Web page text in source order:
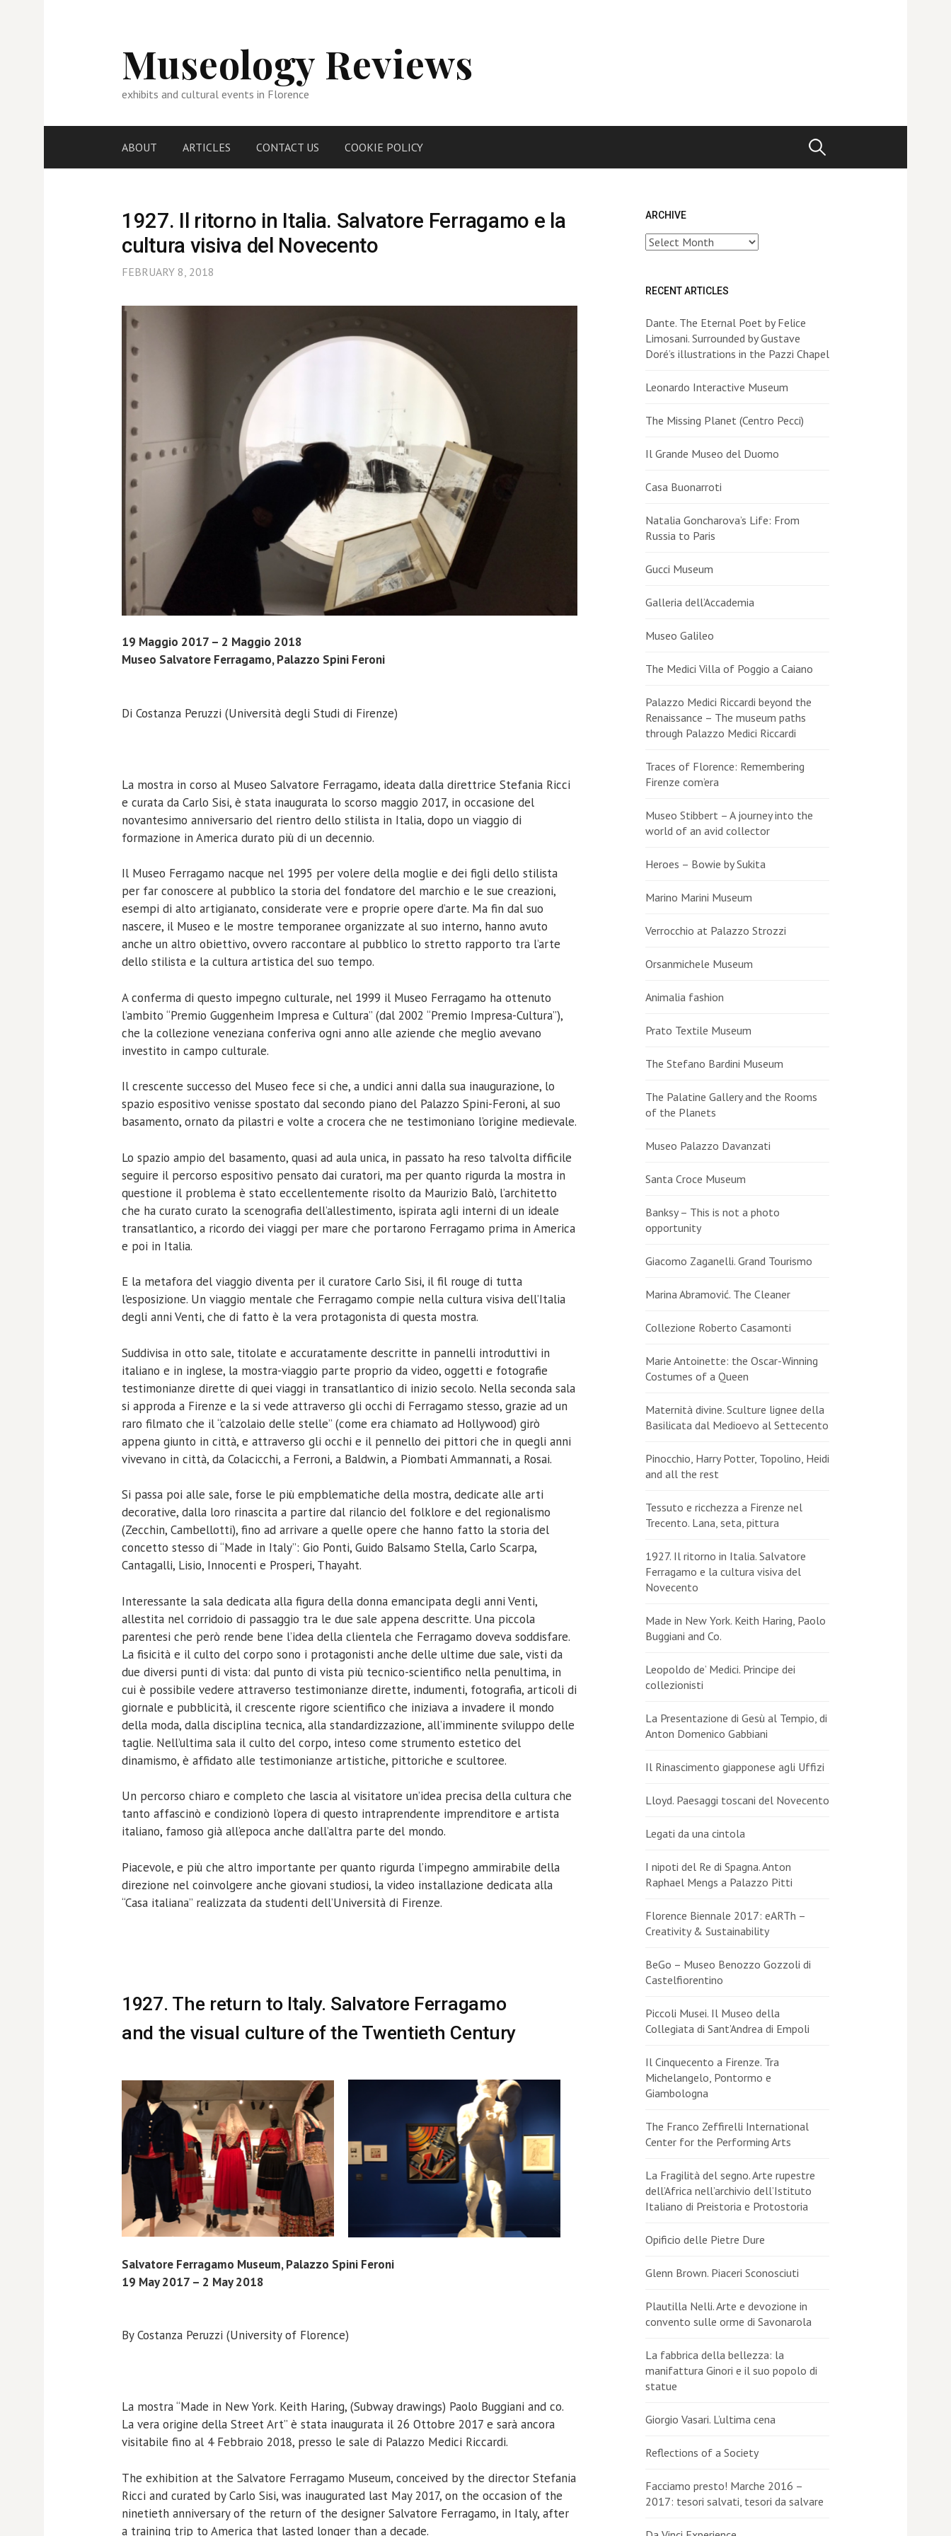
Museology Reviews
exhibits and cultural events in Florence
ABOUT ARTICLES CONTACT US COOKIE POLICY Search
1927. Il ritorno in Italia. Salvatore Ferragamo e la
cultura visiva del Novecento
FEBRUARY 8, 2018
19 Maggio 2017 – 2 Maggio 2018
Museo Salvatore Ferragamo, Palazzo Spini Feroni
Di Costanza Peruzzi (Università degli Studi di Firenze)
La mostra in corso al Museo Salvatore Ferragamo, ideata dalla direttrice Stefania Ricci
e curata da Carlo Sisi, è stata inaugurata lo scorso maggio 2017, in occasione del
novantesimo anniversario del rientro dello stilista in Italia, dopo un viaggio di
formazione in America durato più di un decennio.
Il Museo Ferragamo nacque nel 1995 per volere della moglie e dei figli dello stilista
per far conoscere al pubblico la storia del fondatore del marchio e le sue creazioni,
esempi di alto artigianato, considerate vere e proprie opere d’arte. Ma fin dal suo
nascere, il Museo e le mostre temporanee organizzate al suo interno, hanno avuto
anche un altro obiettivo, ovvero raccontare al pubblico lo stretto rapporto tra l’arte
dello stilista e la cultura artistica del suo tempo.
A conferma di questo impegno culturale, nel 1999 il Museo Ferragamo ha ottenuto
l’ambito “Premio Guggenheim Impresa e Cultura” (dal 2002 “Premio Impresa-Cultura”),
che la collezione veneziana conferiva ogni anno alle aziende che meglio avevano
investito in campo culturale.
Il crescente successo del Museo fece si che, a undici anni dalla sua inaugurazione, lo
spazio espositivo venisse spostato dal secondo piano del Palazzo Spini-Feroni, al suo
basamento, ornato da pilastri e volte a crocera che ne testimoniano l’origine medievale.
Lo spazio ampio del basamento, quasi ad aula unica, in passato ha reso talvolta difficile
seguire il percorso espositivo pensato dai curatori, ma per quanto rigurda la mostra in
questione il problema è stato eccellentemente risolto da Maurizio Balò, l’architetto
che ha curato curato la scenografia dell’allestimento, ispirata agli interni di un ideale
transatlantico, a ricordo dei viaggi per mare che portarono Ferragamo prima in America
e poi in Italia.
E la metafora del viaggio diventa per il curatore Carlo Sisi, il fil rouge di tutta
l’esposizione. Un viaggio mentale che Ferragamo compie nella cultura visiva dell’Italia
degli anni Venti, che di fatto è la vera protagonista di questa mostra.
Suddivisa in otto sale, titolate e accuratamente descritte in pannelli introduttivi in
italiano e in inglese, la mostra-viaggio parte proprio da video, oggetti e fotografie
testimonianze dirette di quei viaggi in transatlantico di inizio secolo. Nella seconda sala
si approda a Firenze e la si vede attraverso gli occhi di Ferragamo stesso, grazie ad un
raro filmato che il “calzolaio delle stelle” (come era chiamato ad Hollywood) girò
appena giunto in città, e attraverso gli occhi e il pennello dei pittori che in quegli anni
vivevano in città, da Colacicchi, a Ferroni, a Baldwin, a Piombati Ammannati, a Rosai.
Si passa poi alle sale, forse le più empblematiche della mostra, dedicate alle arti
decorative, dalla loro rinascita a partire dal rilancio del folklore e del regionalismo
(Zecchin, Cambellotti), fino ad arrivare a quelle opere che hanno fatto la storia del
concetto stesso di “Made in Italy”: Gio Ponti, Guido Balsamo Stella, Carlo Scarpa,
Cantagalli, Lisio, Innocenti e Prosperi, Thayaht.
Interessante la sala dedicata alla figura della donna emancipata degli anni Venti,
allestita nel corridoio di passaggio tra le due sale appena descritte. Una piccola
parentesi che però rende bene l’idea della clientela che Ferragamo doveva soddisfare.
La fisicità e il culto del corpo sono i protagonisti anche delle ultime due sale, visti da
due diversi punti di vista: dal punto di vista più tecnico-scientifico nella penultima, in
cui è possibile vedere attraverso testimonianze dirette, indumenti, fotografia, articoli di
giornale e pubblicità, il crescente rigore scientifico che iniziava a invadere il mondo
della moda, dalla disciplina tecnica, alla standardizzazione, all’imminente sviluppo delle
taglie. Nell’ultima sala il culto del corpo, inteso come strumento estetico del
dinamismo, è affidato alle testimonianze artistiche, pittoriche e scultoree.
Un percorso chiaro e completo che lascia al visitatore un’idea precisa della cultura che
tanto affascinò e condizionò l’opera di questo intraprendente imprenditore e artista
italiano, famoso già all’epoca anche dall’altra parte del mondo.
Piacevole, e più che altro importante per quanto rigurda l’impegno ammirabile della
direzione nel coinvolgere anche giovani studiosi, la video installazione dedicata alla
“Casa italiana” realizzata da studenti dell’Università di Firenze.
1927. The return to Italy. Salvatore Ferragamo
and the visual culture of the Twentieth Century
Salvatore Ferragamo Museum, Palazzo Spini Feroni
19 May 2017 – 2 May 2018
By Costanza Peruzzi (University of Florence)
La mostra “Made in New York. Keith Haring, (Subway drawings) Paolo Buggiani and co.
La vera origine della Street Art” è stata inaugurata il 26 Ottobre 2017 e sarà ancora
visitabile fino al 4 Febbraio 2018, presso le sale di Palazzo Medici Riccardi.
The exhibition at the Salvatore Ferragamo Museum, conceived by the director Stefania
Ricci and curated by Carlo Sisi, was inaugurated last May 2017, on the occasion of the
ninetieth anniversary of the return of the designer Salvatore Ferragamo, in Italy, after
a training trip to America that lasted longer than a decade.
ARCHIVE
Archive
RECENT ARTICLES
Dante. The Eternal Poet by Felice
Limosani. Surrounded by Gustave
Doré’s illustrations in the Pazzi Chapel
Leonardo Interactive Museum
The Missing Planet (Centro Pecci)
Il Grande Museo del Duomo
Casa Buonarroti
Natalia Goncharova’s Life: From
Russia to Paris
Gucci Museum
Galleria dell’Accademia
Museo Galileo
The Medici Villa of Poggio a Caiano
Palazzo Medici Riccardi beyond the
Renaissance – The museum paths
through Palazzo Medici Riccardi
Traces of Florence: Remembering
Firenze com’era
Museo Stibbert – A journey into the
world of an avid collector
Heroes – Bowie by Sukita
Marino Marini Museum
Verrocchio at Palazzo Strozzi
Orsanmichele Museum
Animalia fashion
Prato Textile Museum
The Stefano Bardini Museum
The Palatine Gallery and the Rooms
of the Planets
Museo Palazzo Davanzati
Santa Croce Museum
Banksy – This is not a photo
opportunity
Giacomo Zaganelli. Grand Tourismo
Marina Abramović. The Cleaner
Collezione Roberto Casamonti
Marie Antoinette: the Oscar-Winning
Costumes of a Queen
Maternità divine. Sculture lignee della
Basilicata dal Medioevo al Settecento
Pinocchio, Harry Potter, Topolino, Heidi
and all the rest
Tessuto e ricchezza a Firenze nel
Trecento. Lana, seta, pittura
1927. Il ritorno in Italia. Salvatore
Ferragamo e la cultura visiva del
Novecento
Made in New York. Keith Haring, Paolo
Buggiani and Co.
Leopoldo de’ Medici. Principe dei
collezionisti
La Presentazione di Gesù al Tempio, di
Anton Domenico Gabbiani
Il Rinascimento giapponese agli Uffizi
Lloyd. Paesaggi toscani del Novecento
Legati da una cintola
I nipoti del Re di Spagna. Anton
Raphael Mengs a Palazzo Pitti
Florence Biennale 2017: eARTh –
Creativity & Sustainability
BeGo – Museo Benozzo Gozzoli di
Castelfiorentino
Piccoli Musei. Il Museo della
Collegiata di Sant’Andrea di Empoli
Il Cinquecento a Firenze. Tra
Michelangelo, Pontormo e
Giambologna
The Franco Zeffirelli International
Center for the Performing Arts
La Fragilità del segno. Arte rupestre
dell’Africa nell’archivio dell’Istituto
Italiano di Preistoria e Protostoria
Opificio delle Pietre Dure
Glenn Brown. Piaceri Sconosciuti
Plautilla Nelli. Arte e devozione in
convento sulle orme di Savonarola
La fabbrica della bellezza: la
manifattura Ginori e il suo popolo di
statue
Giorgio Vasari. L’ultima cena
Reflections of a Society
Facciamo presto! Marche 2016 –
2017: tesori salvati, tesori da salvare